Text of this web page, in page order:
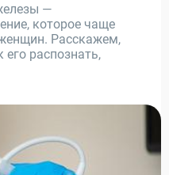
—
которое чаще
Расскажем,
его распознать,